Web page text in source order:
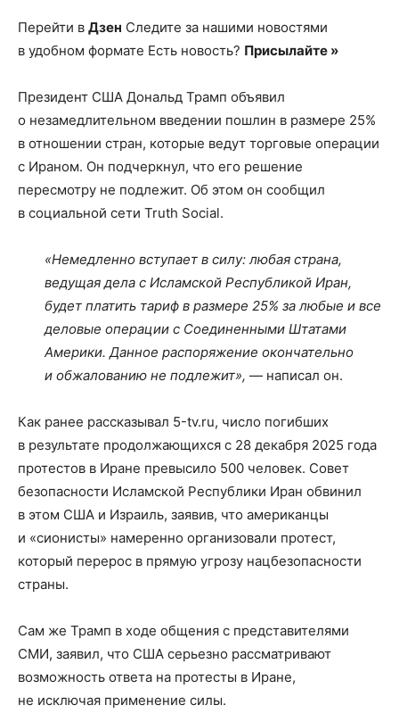
Перейти в Дзен Следите за нашими новостями
в удобном формате Есть новость? Присылайте »
Президент США Дональд Трамп объявил
о незамедлительном введении пошлин в размере 25%
в отношении стран, которые ведут торговые операции
с Ираном. Он подчеркнул, что его решение
пересмотру не подлежит. Об этом он сообщил
в социальной сети Truth Social.
«Немедленно вступает в силу: любая страна,
ведущая дела с Исламской Республикой Иран,
будет платить тариф в размере 25% за любые и все
деловые операции с Соединенными Штатами
Америки. Данное распоряжение окончательно
и обжалованию не подлежит», — написал он.
Как ранее рассказывал 5-tv.ru, число погибших
в результате продолжающихся с 28 декабря 2025 года
протестов в Иране превысило 500 человек. Совет
безопасности Исламской Республики Иран обвинил
в этом США и Израиль, заявив, что американцы
и «сионисты» намеренно организовали протест,
который перерос в прямую угрозу нацбезопасности
страны.
Сам же Трамп в ходе общения с представителями
СМИ, заявил, что США серьезно рассматривают
возможность ответа на протесты в Иране,
не исключая применение силы.